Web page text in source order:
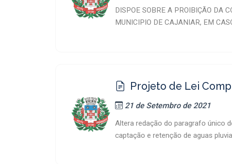
DISPOE SOBRE A PROIBIÇÃO DA
MUNICIPIO DE CAJANIAR, EM
Projeto de Lei
21 de Setembro de 2021
Altera redação do paragrafo único
captação e retenção de aguas